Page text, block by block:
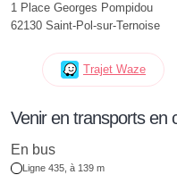
1 Place Georges Pompidou
62130 Saint-Pol-sur-Ternoise
Trajet Waze
Venir en transports en
En bus
Ligne 435, à 139 m